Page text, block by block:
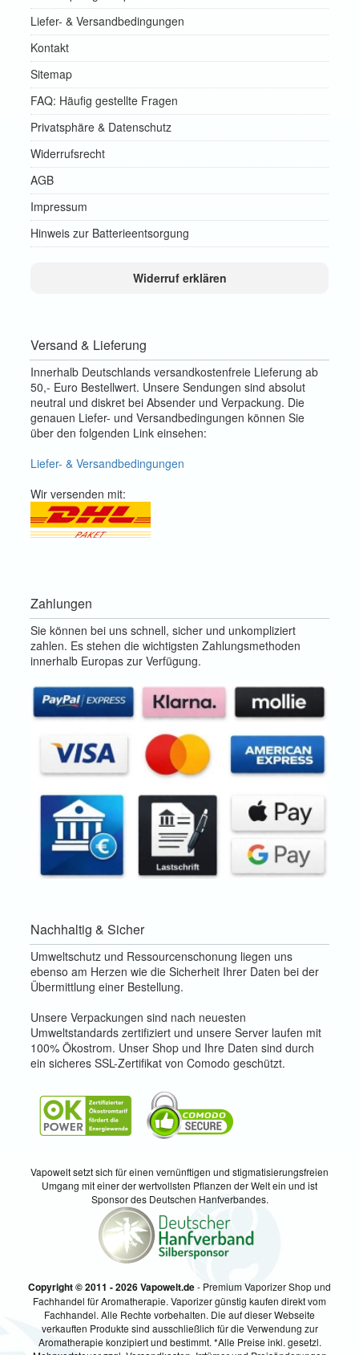
Liefer- & Versandbedingungen
Kontakt
Sitemap
FAQ: Häufig gestellte Fragen
Privatsphäre & Datenschutz
Widerrufsrecht
AGB
Impressum
Hinweis zur Batterieentsorgung
Widerruf erklären
Versand & Lieferung
Innerhalb Deutschlands versandkostenfreie Lieferung ab
50,- Euro Bestellwert. Unsere Sendungen sind absolut
neutral und diskret bei Absender und Verpackung. Die
genauen Liefer- und Versandbedingungen können Sie
über den folgenden Link einsehen:
Liefer- & Versandbedingungen
Wir versenden mit:
Zahlungen
Sie können bei uns schnell, sicher und unkompliziert
zahlen. Es stehen die wichtigsten Zahlungsmethoden
innerhalb Europas zur Verfügung.
Nachhaltig & Sicher
Umweltschutz und Ressourcenschonung liegen uns
ebenso am Herzen wie die Sicherheit Ihrer Daten bei der
Übermittlung einer Bestellung.
Unsere Verpackungen sind nach neuesten
Umweltstandards zertifiziert und unsere Server laufen mit
100% Ökostrom. Unser Shop und Ihre Daten sind durch
ein sicheres SSL-Zertifikat von Comodo geschützt.
Vapowelt setzt sich für einen vernünftigen und stigmatisierungsfreien
Umgang mit einer der wertvollsten Pflanzen der Welt ein und ist
Sponsor des Deutschen Hanfverbandes.
Copyright © 2011 - 2026 Vapowelt.de- Premium Vaporizer Shop und
Fachhandel für Aromatherapie. Vaporizer günstig kaufen direkt vom
Fachhandel. Alle Rechte vorbehalten. Die auf dieser Webseite
verkauften Produkte sind ausschließlich für die Verwendung zur
Aromatherapie konzipiert und bestimmt. *Alle Preise inkl. gesetzl.